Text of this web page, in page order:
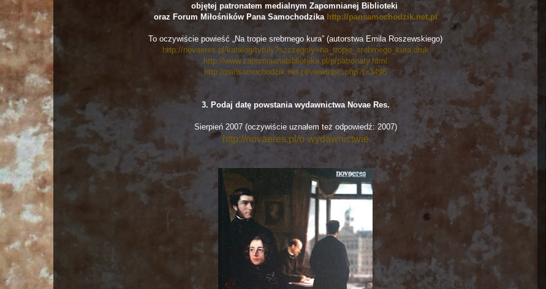
objętej patronatem medialnym Zapomnianej Biblioteki
oraz Forum Miłośników Pana Samochodzika http://pansamochodzik.net.pl
To oczywiście powieść „Na tropie srebrnego kura” (autorstwa Emila Roszewskiego)
http://novaeres.pl/katalog/tytuly?szczegoly=na_tropie_srebrnego_kura,druk
http://www.zapomnianabiblioteka.pl/p/patronaty.html
http://pansamochodzik.net.pl/viewtopic.php?t=3498
3. Podaj datę powstania wydawnictwa Novae Res.
Sierpień 2007 (oczywiście uznałem też odpowiedź: 2007)
http://novaeres.pl/o-wydawnictwie